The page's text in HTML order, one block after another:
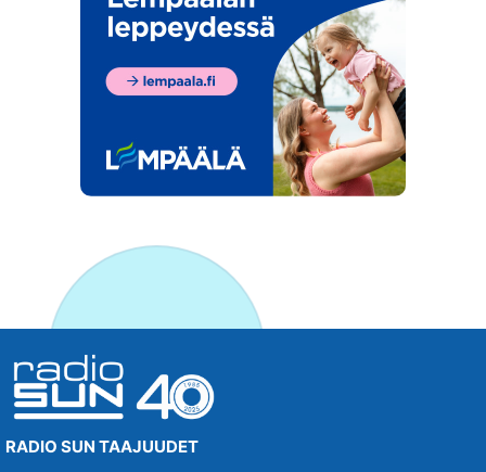
RADIO SUN TAAJUUDET